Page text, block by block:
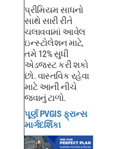
પ્રીમિયમ સાધનો
સાથે સારી રીતે
ચલાવવામાં આવેલ
ઇન્સ્ટોલેશન માટે,
તમે 12% સુધી
એડજસ્ટ કરી શકો
છો. વાસ્તવિક રહેવા
માટે આની નીચે
જવાનું ટાળો.
પૂર્ણ PVGIS ફ્રાન્સ
માર્ગદર્શિકા